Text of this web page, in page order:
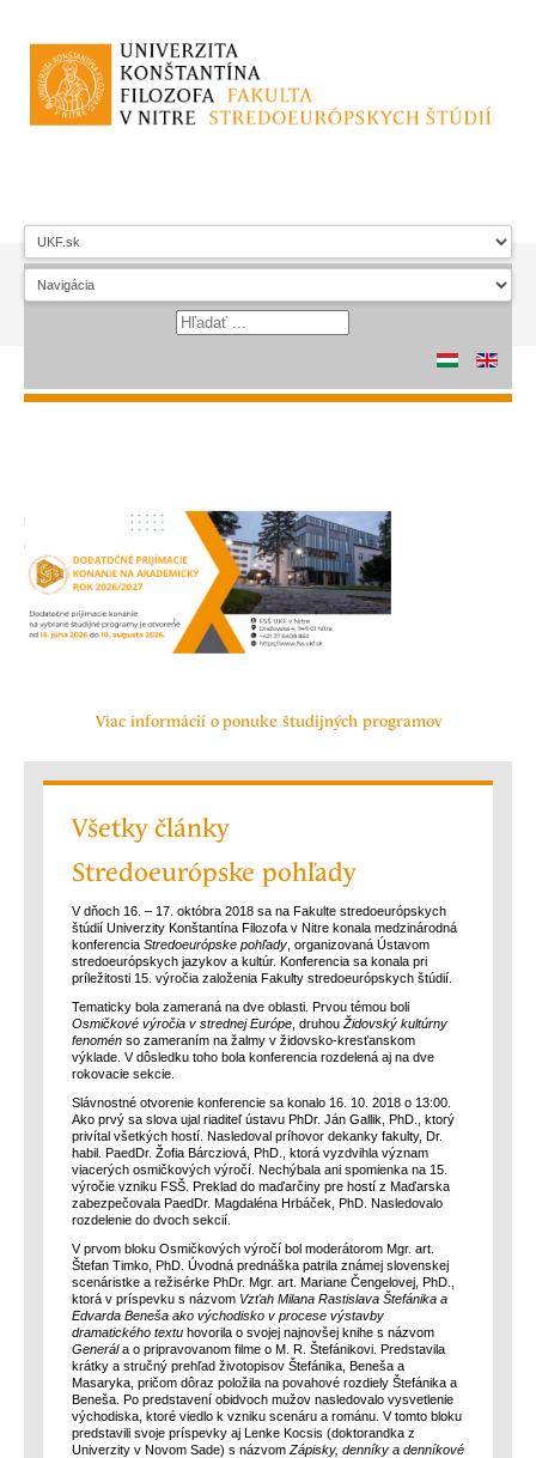
Viac informácií o ponuke študijných programov
Všetky články
Stredoeurópske pohľady
V dňoch 16. – 17. októbra 2018 sa na Fakulte stredoeurópskych
štúdií Univerzity Konštantína Filozofa v Nitre konala medzinárodná
konferencia Stredoeurópske pohľady , organizovaná Ústavom
stredoeurópskych jazykov a kultúr. Konferencia sa konala pri
príležitosti 15. výročia založenia Fakulty stredoeurópskych štúdií.
Tematicky bola zameraná na dve oblasti. Prvou témou boli
Osmičkové výročia v strednej Európe , druhou Židovský kultúrny
fenomén so zameraním na žalmy v židovsko-kresťanskom
výklade. V dôsledku toho bola konferencia rozdelená aj na dve
rokovacie sekcie.
Slávnostné otvorenie konferencie sa konalo 16. 10. 2018 o 13:00.
Ako prvý sa slova ujal riaditeľ ústavu PhDr. Ján Gallik, PhD., ktorý
privítal všetkých hostí. Nasledoval príhovor dekanky fakulty, Dr.
habil. PaedDr. Žofia Bárcziová, PhD., ktorá vyzdvihla význam
viacerých osmičkových výročí. Nechýbala ani spomienka na 15.
výročie vzniku FSŠ. Preklad do maďarčiny pre hostí z Maďarska
zabezpečovala PaedDr. Magdaléna Hrbáček, PhD. Nasledovalo
rozdelenie do dvoch sekcií.
V prvom bloku Osmičkových výročí bol moderátorom Mgr. art.
Štefan Timko, PhD. Úvodná prednáška patrila známej slovenskej
scenáristke a režisérke PhDr. Mgr. art. Mariane Čengelovej, PhD.,
ktorá v príspevku s názvom Vzťah Milana Rastislava Štefánika a
Edvarda Beneša ako východisko v procese výstavby
dramatického textu hovorila o svojej najnovšej knihe s názvom
Generála o pripravovanom filme o M. R. Štefánikovi. Predstavila
krátky a stručný prehľad životopisov Štefánika, Beneša a
Masaryka, pričom dôraz položila na povahové rozdiely Štefánika a
Beneša. Po predstavení obidvoch mužov nasledovalo vysvetlenie
východiska, ktoré viedlo k vzniku scenáru a románu. V tomto bloku
predstavili svoje príspevky aj Lenke Kocsis (doktorandka z
Univerzity v Novom Sade) s názvom Zápisky, denníky a denníkové